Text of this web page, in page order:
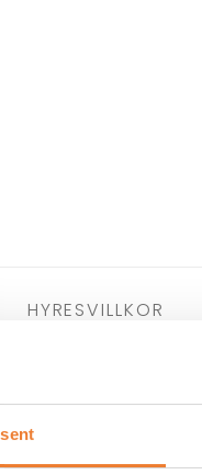
HYRESVILLKOR
vilka kan användas
med två kablar och 2
eller liknande då
(art.nr. 5639